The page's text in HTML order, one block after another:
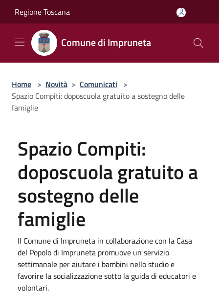
Regione Toscana
Comune di Impruneta
Home > Novità > Comunicati >
Spazio Compiti: doposcuola gratuito a sostegno delle
famiglie
Spazio Compiti:
doposcuola gratuito a
sostegno delle
famiglie
Il Comune di Impruneta in collaborazione con la Casa
del Popolo di Impruneta promuove un servizio
settimanale per aiutare i bambini nello studio e
favorire la socializzazione sotto la guida di educatori e
volontari.